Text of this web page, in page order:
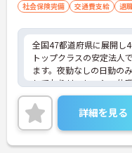
社会保険完備
交通費支給 退
全国47都道府県に展開し
トップクラスの安定法人
ます。夜勤なしの日勤の
しておりリフレッシュ休
ステージに合わせた働き
当の全額還元や実績最大
者1万円などの手厚い扶
独自の福利厚生制度によ
どスタッフの生活を支え
詳細を見る